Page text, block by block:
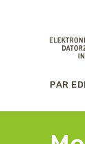
PAR EDI